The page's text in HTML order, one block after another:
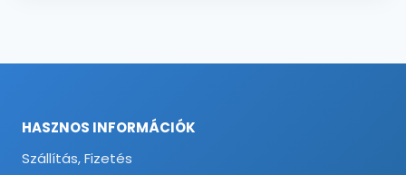
HASZNOS INFORMÁCIÓK
Szállítás, Fizetés